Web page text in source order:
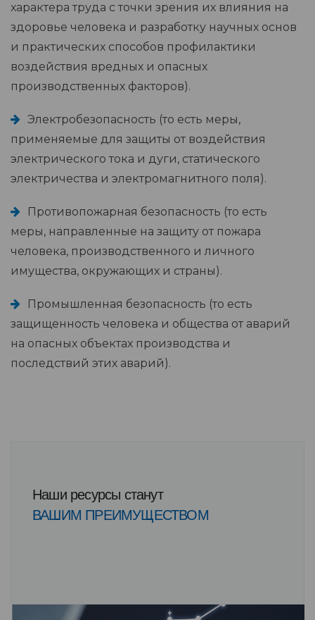
характера труда с точки зрения их влияния на
здоровье человека и разработку научных основ
и практических способов профилактики
воздействия вредных и опасных
производственных факторов).
Электробезопасность (то есть меры,
применяемые для защиты от воздействия
электрического тока и дуги, статического
электричества и электромагнитного поля).
Противопожарная безопасность (то есть
меры, направленные на защиту от пожара
человека, производственного и личного
имущества, окружающих и страны).
Промышленная безопасность (то есть
защищенность человека и общества от аварий
на опасных объектах производства и
последствий этих аварий).
Наши ресурсы станут
ВАШИМ ПРЕИМУЩЕСТВОМ